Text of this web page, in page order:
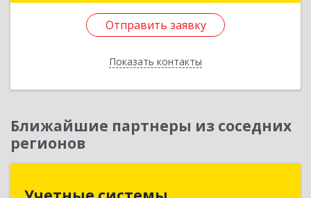
Отправить заявку
Показать контакты
ул, дом № 52
Ближайшие партнеры из соседних
регионов